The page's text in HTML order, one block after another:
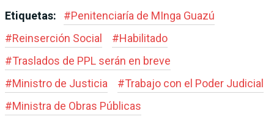
Etiquetas: #Penitenciaría de MInga Guazú
#Reinserción Social #Habilitado
#Traslados de PPL serán en breve
#Ministro de Justicia #Trabajo con el Poder Judicial
#Ministra de Obras Públicas